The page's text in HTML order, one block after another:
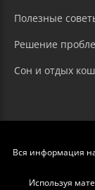
Полезные
Решение
Сон и отдых
Вся информация
Используя